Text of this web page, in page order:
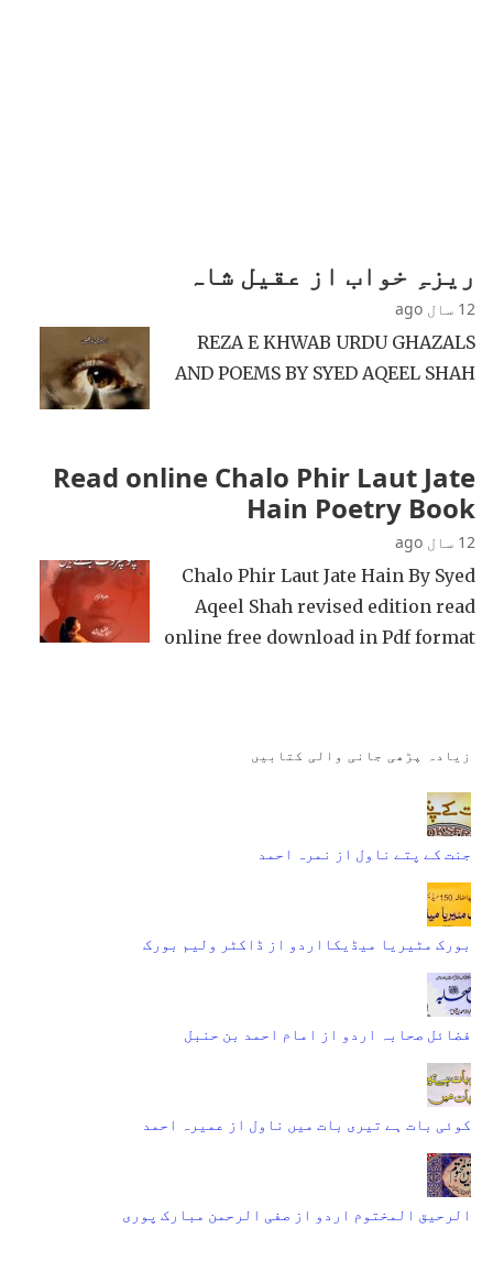
ریزہِ خواب از عقیل شاہ
12 سال ago
REZA E KHWAB URDU GHAZALS
AND POEMS BY SYED AQEEL SHAH
Read online Chalo Phir Laut Jate
Hain Poetry Book
12 سال ago
Chalo Phir Laut Jate Hain By Syed
Aqeel Shah revised edition read
online free download in Pdf format
زیادہ پڑھی جانی والی کتابیں
جنت کے پتے ناول از نمرہ احمد
بورک مٹیریا میڈیکااردو از ڈاکٹر ولیم بورک
فضائل صحابہ اردو از امام احمد بن حنبل
کوئی بات ہے تیری بات میں ناول از عمیرہ احمد
الرحیق المختوم اردو از صفی الرحمن مبارک پوری